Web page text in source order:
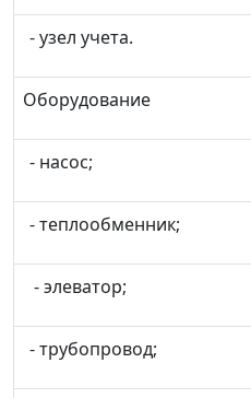
- узел учета.
Оборудование
- насос;
- теплообменник;
- элеватор;
- трубопровод;